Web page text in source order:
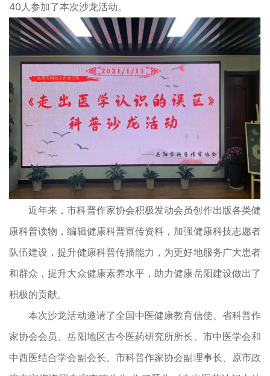
40人参加了本次沙龙活动。
近年来，市科普作家协会积极发动会员创作出版各类健
康科普读物，编辑健康科普宣传资料，加强健康科技志愿者
队伍建设，提升健康科普传播能力，为更好地服务广大患者
和群众，提升大众健康素养水平，助力健康岳阳建设做出了
积极的贡献。
本次沙龙活动邀请了全国中医健康教育信使、省科普作
家协会会员、岳阳地区古今医药研究所所长、市中医学会和
中西医结合学会副会长、市科普作家协会副理事长、原市政